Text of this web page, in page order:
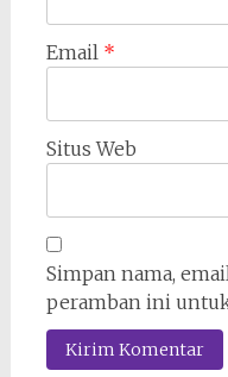
Email *
Situs Web
Simpan nama,
peramban ini